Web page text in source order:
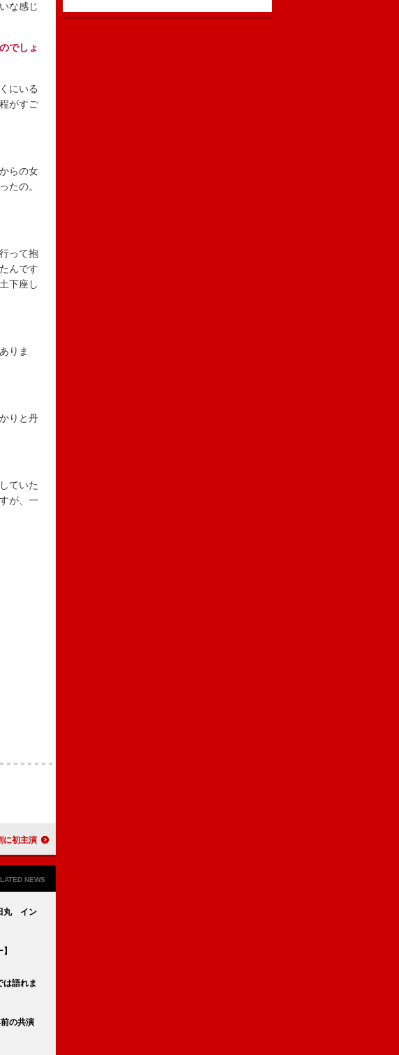
な感じ
でしょ
にいる
がすご
らの女
たの。
って抱
んです
下座し
りま
りと丹
ていた
が、一
代劇に初主演
NEWS
丸 イン
は語れま
の共演